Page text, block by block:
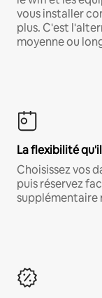
vous installer
plus. C'est
moyenne ou
La flexibilité
Choisissez vos
puis réservez
supplémentaire